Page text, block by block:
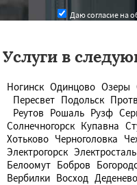
Даю согласие на
Услуги в
Ногинск Одинцово Озеры
Пересвет Подольск
Реутов Рошаль Рузф
Солнечногорск Купавна
Хотьково Черноголовка
Электрогорск Электросталь
Белоомут Бобров
Вербилки Восход Деденево